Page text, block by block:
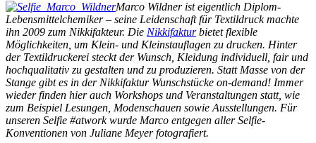
Marco Wildner ist eigentlich Diplom-
Lebensmittelchemiker – seine Leidenschaft für Textildruck machte
ihn 2009 zum Nikkifakteur. Die Nikkifakturbietet flexible
Möglichkeiten, um Klein- und Kleinstauflagen zu drucken. Hinter
der Textildruckerei steckt der Wunsch, Kleidung individuell, fair und
hochqualitativ zu gestalten und zu produzieren. Statt Masse von der
Stange gibt es in der Nikkifaktur Wunschstücke on-demand! Immer
wieder finden hier auch Workshops und Veranstaltungen statt, wie
zum Beispiel Lesungen, Modenschauen sowie Ausstellungen. Für
unseren Selfie #atwork wurde Marco entgegen aller Selfie-
Konventionen von Juliane Meyer fotografiert.